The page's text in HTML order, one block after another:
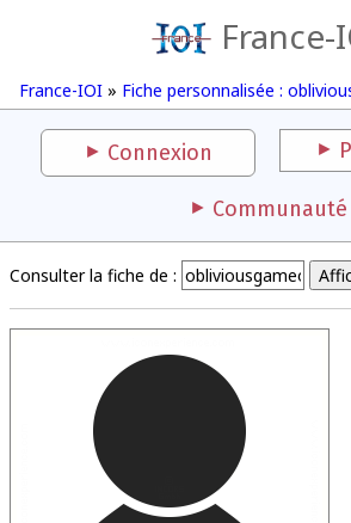
France-
France-IOI » Fiche personnalisée :
Connexion
Communauté
Consulter la fiche de :